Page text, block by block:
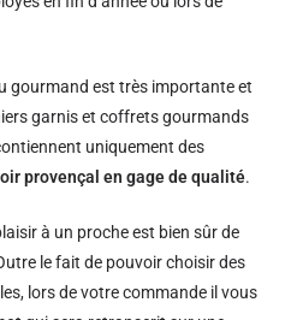
gourmand est très importante et
garnis et coffrets gourmands
uniquement des
provençal en gage de qualité.
à un proche est bien sûr de
le fait de pouvoir choisir des
lors de votre commande il vous